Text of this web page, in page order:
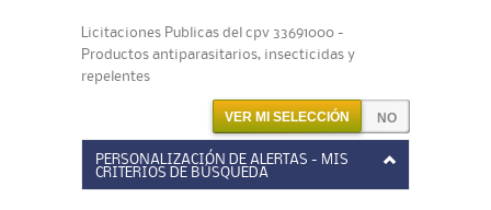
Licitaciones Publicas del cpv 33691000 -
Productos antiparasitarios, insecticidas y
repelentes
VER MI SELECCIÓN
PERSONALIZACIÓN DE ALERTAS - MIS
CRITERIOS DE BÚSQUEDA